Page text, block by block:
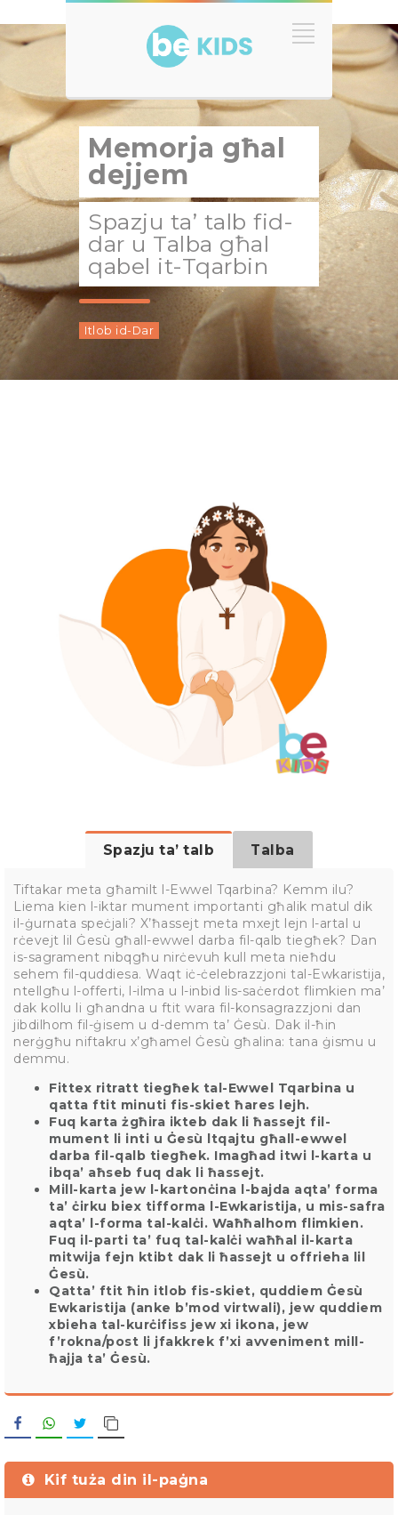
Memorja għal
dejjem
Spazju ta’ talb fid-
dar u Talba għal
qabel it-Tqarbin
Itlob id-Dar
Spazju ta’ talb Talba
Tiftakar meta għamilt l-Ewwel Tqarbina? Kemm ilu?
Liema kien l-iktar mument importanti għalik matul dik
il-ġurnata speċjali? X’ħassejt meta mxejt lejn l-artal u
rċevejt lil Ġesù għall-ewwel darba fil-qalb tiegħek? Dan
is-sagrament nibqgħu nirċevuh kull meta nieħdu
sehem fil-quddiesa. Waqt iċ-ċelebrazzjoni tal-Ewkaristija,
ntellgħu l-offerti, l-ilma u l-inbid lis-saċerdot flimkien ma’
dak kollu li għandna u ftit wara fil-konsagrazzjoni dan
jibdilhom fil-ġisem u d-demm ta’ Ġesù. Dak il-ħin
nerġgħu niftakru x’għamel Ġesù għalina: tana ġismu u
demmu.
Fittex ritratt tiegħek tal-Ewwel Tqarbina u
qatta ftit minuti fis-skiet ħares lejh.
Fuq karta żgħira ikteb dak li ħassejt fil-
mument li inti u Ġesù ltqajtu għall-ewwel
darba fil-qalb tiegħek. Imagħad itwi l-karta u
ibqa’ aħseb fuq dak li ħassejt.
Mill-karta jew l-kartonċina l-bajda aqta’ forma
ta’ ċirku biex tifforma l-Ewkaristija, u mis-safra
aqta’ l-forma tal-kalċi. Waħħalhom flimkien.
Fuq il-parti ta’ fuq tal-kalċi waħħal il-karta
mitwija fejn ktibt dak li ħassejt u offrieha lil
Ġesù.
Qatta’ ftit ħin itlob fis-skiet, quddiem Ġesù
Ewkaristija (anke b’mod virtwali), jew quddiem
xbieha tal-kurċifiss jew xi ikona, jew
f’rokna/post li jfakkrek f’xi avveniment mill-
ħajja ta’ Ġesù.
FacebookWhatsApp
Twitter
Kif tuża din il-paġna